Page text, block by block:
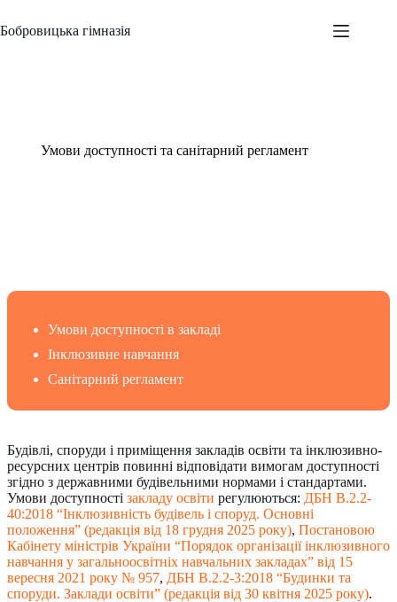
до
вмісту
Бобровицька гімназія
Умови доступності та санітарний регламент
Умови доступності в закладі
Інклюзивне навчання
Санітарний регламент
Будівлі, споруди і приміщення закладів освіти та інклюзивно-
ресурсних центрів повинні відповідати вимогам доступності
згідно з державними будівельними нормами і стандартами.
Умови доступності закладу освіти регулюються: ДБН В.2.2-
40:2018 “Інклюзивність будівель і споруд. Основні
положення” (редакція від 18 грудня 2025 року), Постановою
Кабінету міністрів України “Порядок організації інклюзивного
навчання у загальноосвітніх навчальних закладах” від 15
вересня 2021 року № 957, ДБН В.2.2-3:2018 “Будинки та
споруди. Заклади освіти” (редакція від 30 квітня 2025 року).